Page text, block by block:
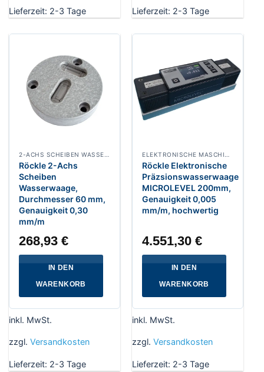
Lieferzeit: 2-3 Tage Lieferzeit: 2-3 Tage
Röckle 2-Achs
Scheiben
Wasserwaage,
Durchmesser 60 mm,
Genauigkeit 0,30
mm/m
268,93€
IN DEN
WARENKORB
inkl. MwSt.
zzgl. Versandkosten
Lieferzeit: 2-3 Tage
Röckle Elektronische
Präzsionswasserwaage
MICROLEVEL 200mm,
Genauigkeit 0,005
mm/m, hochwertig
4.551,30€
IN DEN
WARENKORB
inkl. MwSt.
zzgl. Versandkosten
Lieferzeit: 2-3 Tage